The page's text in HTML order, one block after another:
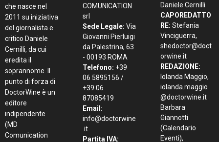
che nasce nel
2011 su iniziativa
del giornalista e
critico Daniele
Cernilli, da cui
eredita il
soprannome. Il
punto di forza di
DoctorWine è un
editore
indipendente
(MD
Comunication
COMUNICATION
srl
Sede Legale: Via
Giovanni Pierluigi
da Palestrina, 63
- 00193 ROMA
Telefono: +39
06 5895156 /
+39 06
87085419
Email:
info@doctorwine
.it
Partita IVA:
Daniele Cernilli
CAPOREDATTO
RE: Stefania
Vinciguerra,
shedoctor@doct
orwine.it
REDAZIONE:
Iolanda Maggio,
iolanda.maggio
@doctorwine.it
Barbara
Giannotti
(Calendario
Eventi),